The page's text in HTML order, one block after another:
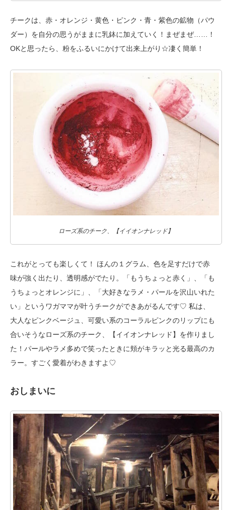
チークは、赤・オレンジ・黄色・ピンク・青・紫色の鉱物（パウ
ダー）を自分の思うがままに乳鉢に加えていく！まぜまぜ……！
OKと思ったら、粉をふるいにかけて出来上がり☆凄く簡単！
ローズ系のチーク、【イイオンナレッド】
これがとっても楽しくて！ ほんの１グラム、色を足すだけで赤
味が強く出たり、透明感がでたり。「もうちょっと赤く」、「も
うちょっとオレンジに」、「大好きなラメ・パールを沢山いれた
い」というワガママが叶うチークができあがるんです♡ 私は、
大人なピンクベージュ、可愛い系のコーラルピンクのリップにも
合いそうなローズ系のチーク、【イイオンナレッド】を作りまし
た！パールやラメ多めで笑ったときに頬がキラッと光る最高のカ
ラー。すごく愛着がわきますよ♡
おしまいに